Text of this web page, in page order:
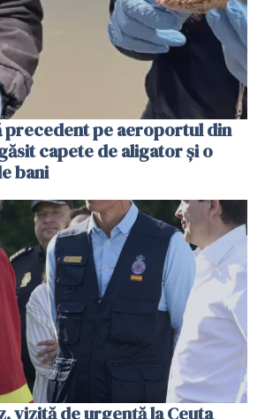
precedent pe aeroportul din
capete de aligator și o
bani
vizită de urgență la Ceuta